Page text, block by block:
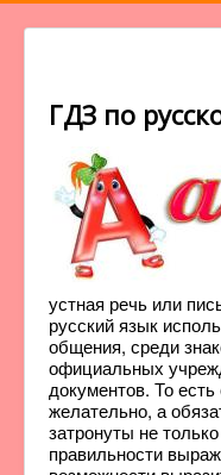
ГДЗ по
устная речь или
русский язык
общения, среди
официальных
документов. То есть
желательно, а
затронуты не
правильности